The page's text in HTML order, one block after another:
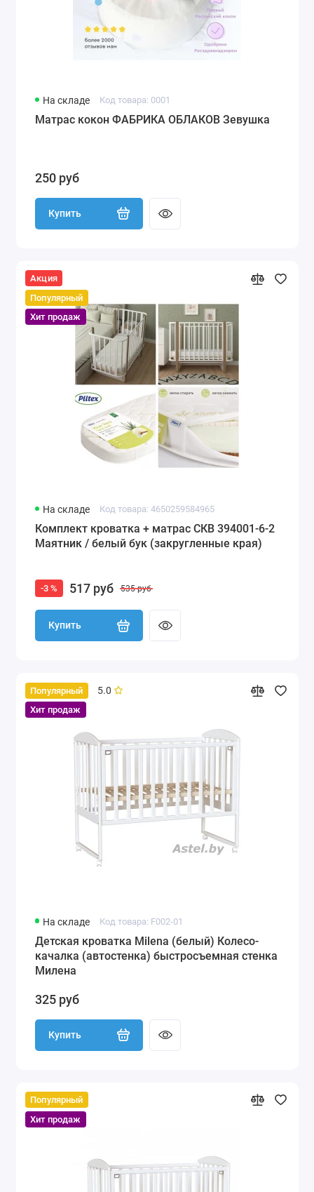
На складе Код товара: 0001
Матрас кокон ФАБРИКА ОБЛАКОВ Зевушка
250 руб
Купить
Акция
Популярный
Хит продаж
На складе Код товара: 4650259584965
Комплект кроватка + матрас СКВ 394001-6-2
Маятник / белый бук (закругленные края)
-3 % 517 руб 535 руб
Купить
Популярный
Хит продаж
5.0
На складе Код товара: F002-01
Детская кроватка Milena (белый) Колесо-
качалка (автостенка) быстросъемная стенка
Милена
325 руб
Купить
Популярный
Хит продаж